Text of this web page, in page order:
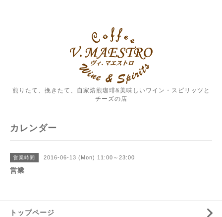
煎りたて、挽きたて、自家焙煎珈琲&美味しいワイン・スピリッツと
チーズの店
カレンダー
営業時間 2016-06-13 (Mon) 11:00～23:00
営業
トップページ